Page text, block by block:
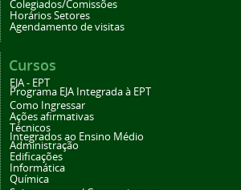
Colegiados/Comissões
Horários Setores
Agendamento de visitas
Cursos
EJA - EPT
Programa EJA Integrada à EPT
Como Ingressar
Ações afirmativas
Técnicos
Integrados ao Ensino Médio
Administração
Edificações
Informática
Química